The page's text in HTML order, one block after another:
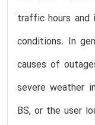
traffic hours and
conditions. In
causes of
severe weather
BS, or the user